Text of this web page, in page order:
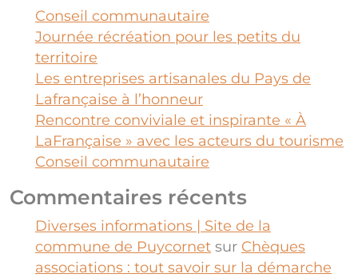
Conseil communautaire
Journée récréation pour les petits du
territoire
Les entreprises artisanales du Pays de
Lafrançaise à l’honneur
Rencontre conviviale et inspirante « À
LaFrançaise » avec les acteurs du tourisme
Conseil communautaire
Commentaires récents
Diverses informations | Site de la
commune de Puycornet sur Chèques
associations : tout savoir sur la démarche